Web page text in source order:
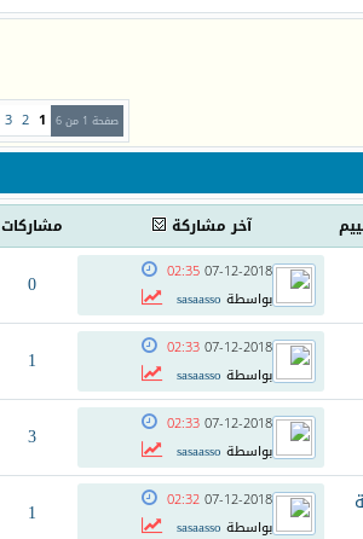
صفحة 1 من 6 1
2
3
آخر مشاركة مشاركات
07-12-2018
02:35
بواسطة sasaasso
0
07-12-2018
02:33
بواسطة sasaasso
1
07-12-2018
02:33
بواسطة sasaasso
3
07-12-2018
02:32
بواسطة sasaasso
1